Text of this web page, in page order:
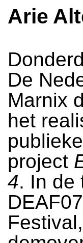
Arie
De
Marnix
het
project
4. In de